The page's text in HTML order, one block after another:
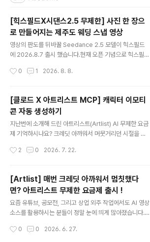
[힉스필드X시댄스2.5 무제한] 사진 한 장으
로 만들어지는 제주도 웨딩 스냅 영상
영상의 판도를 뒤바꿀 Seedance 2.5 모델이 힉스필드
에 2026.8.7 출시 했습니다.현재 오픈 기념으로 힉스필드
수 있는데요, 아래 전용 링크를 통해 Seedance 2.5를 무
ance-2-5-launch-woody_seo-jwOsmT Higgsfie
ld AI — AI-native creative suiteCreate images, v
ideos, and voice content with Higgsfield AI from
text prompts or references. Edit and upscale m
edia, automate creative workflows ..
0 1 2026. 8. 8.
[클로드 X 아트리스트 MCP] 캐릭터 이모티
콘 자동 생성하기
지난번에 소개해 드린 아트리스트(Artlist) AI 무제한 요금
제 기억하시나요? 크레딧 아까워서 머뭇거리던 시절을 끝
게 되었다고 소개해 드렸었는데요. 무제한 요금제로 풀렸
죠?! 😂 그런데 이번에 클로드(Claude)에 아트리스트 M
CP(Model Context Protocol)를 직접 등록할 수 있게
됐습니다!연결법은 단순히 아트리스트에서 [Connect M
CP] 버튼만 클릭하면 자동으로 연결 됩니다! 🤖 클로드 대
화창이 'AI 이모티콘 공장'이 되는 기적제가 이 조합으로 뭘
봤는데요. 결과가 아주 흥미롭습니다. 아래..
2 0 2026. 7. 22.
[Artlist] 매번 크레딧 아까워서 멈칫했다
면? 아트리스트 무제한 요금제 출시 !
요즘 유튜브, 공모전, 그리고 상업 외주 작업에서도 AI 영상
소스를 활용하시는 분들이 정말 눈에 띄게 많아졌습니다.
격하게 공감하실 겁니다. 아무리 좋다는 최신 AI 모델을 가
0 0 2026. 6. 27.